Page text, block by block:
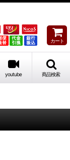
カート
youtube 商品検索